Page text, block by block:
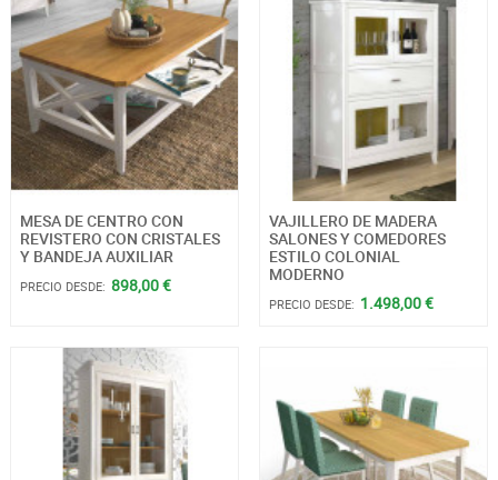
MESA DE CENTRO CON
REVISTERO CON CRISTALES
Y BANDEJA AUXILIAR
PRECIO DESDE: 898,00 €
VAJILLERO DE MADERA
SALONES Y COMEDORES
ESTILO COLONIAL
MODERNO
PRECIO DESDE: 1.498,00 €